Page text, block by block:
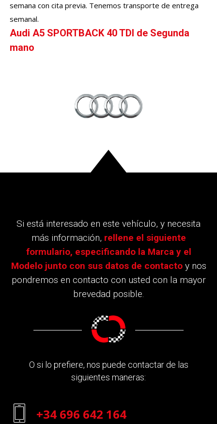
semana con cita previa. Tenemos transporte de entrega
semanal.
Audi A5 SPORTBACK 40 TDI de Segunda
mano
Si está interesado en este vehículo, y necesita
más información, rellene el siguiente
formulario, especificando la Marca y el
Modelo junto con sus datos de contactoy nos
pondremos en contacto con usted con la mayor
brevedad posible.
O si lo prefiere, nos puede contactar de las
siguientes maneras:
+34 696 642 164